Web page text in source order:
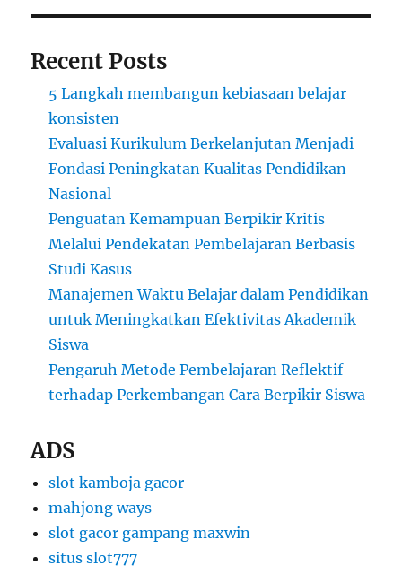
Recent Posts
5 Langkah membangun kebiasaan belajar
konsisten
Evaluasi Kurikulum Berkelanjutan Menjadi
Fondasi Peningkatan Kualitas Pendidikan
Nasional
Penguatan Kemampuan Berpikir Kritis
Melalui Pendekatan Pembelajaran Berbasis
Studi Kasus
Manajemen Waktu Belajar dalam Pendidikan
untuk Meningkatkan Efektivitas Akademik
Siswa
Pengaruh Metode Pembelajaran Reflektif
terhadap Perkembangan Cara Berpikir Siswa
ADS
slot kamboja gacor
mahjong ways
slot gacor gampang maxwin
situs slot777